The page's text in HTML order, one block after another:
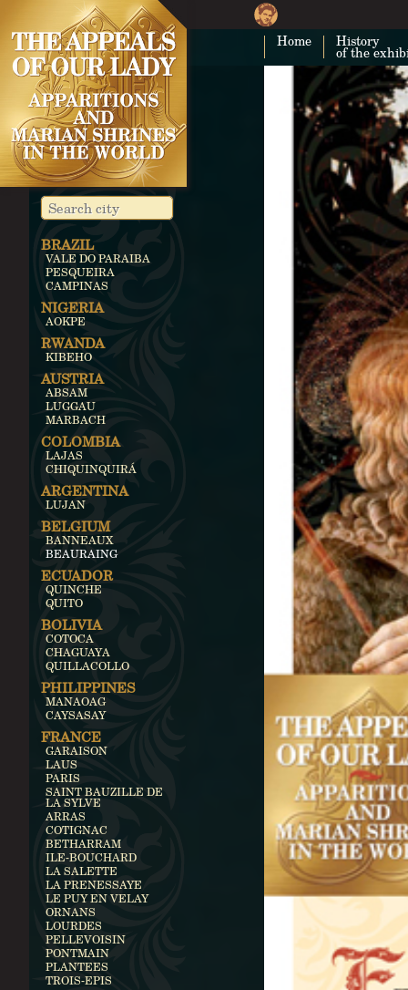
Home History
of the
BRAZIL
VALE DO PARAIBA
PESQUEIRA
CAMPINAS
NIGERIA
AOKPE
RWANDA
KIBEHO
AUSTRIA
ABSAM
LUGGAU
MARBACH
COLOMBIA
LAJAS
CHIQUINQUIRÁ
ARGENTINA
LUJAN
BELGIUM
BANNEAUX
BEAURAING
ECUADOR
QUINCHE
QUITO
BOLIVIA
COTOCA
CHAGUAYA
QUILLACOLLO
PHILIPPINES
MANAOAG
CAYSASAY
FRANCE
GARAISON
LAUS
PARIS
SAINT BAUZILLE DE
LA SYLVE
ARRAS
COTIGNAC
BETHARRAM
ILE-BOUCHARD
LA SALETTE
LA PRENESSAYE
LE PUY EN VELAY
ORNANS
LOURDES
PELLEVOISIN
PONTMAIN
PLANTEES
TROIS-EPIS